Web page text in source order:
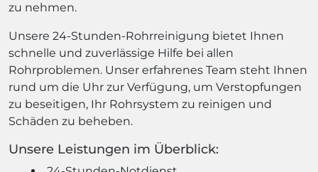
zu nehmen.
Unsere 24-Stunden-Rohrreinigung bietet Ihnen
schnelle und zuverlässige Hilfe bei allen
Rohrproblemen. Unser erfahrenes Team steht Ihnen
rund um die Uhr zur Verfügung, um Verstopfungen
zu beseitigen, Ihr Rohrsystem zu reinigen und
Schäden zu beheben.
Unsere Leistungen im Überblick: